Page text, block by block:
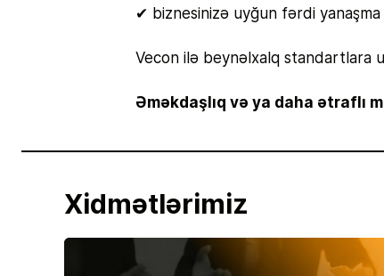
✔ biznesinizə uyğun fərdi yanaşma
Vecon ilə beynəlxalq standartlara
Əməkdaşlıq və ya daha ətraflı
Xidmətlərimiz